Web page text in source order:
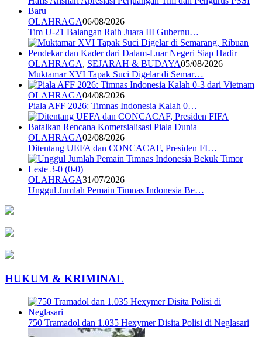
OLAHRAGA06/08/2026
Tim U-21 Balangan Raih Juara III Gubernu…
OLAHRAGA, SEJARAH & BUDAYA05/08/2026
Muktamar XVI Tapak Suci Digelar di Semar…
OLAHRAGA04/08/2026
Piala AFF 2026: Timnas Indonesia Kalah 0…
OLAHRAGA02/08/2026
Ditentang UEFA dan CONCACAF, Presiden FI…
OLAHRAGA31/07/2026
Unggul Jumlah Pemain Timnas Indonesia Be…
HUKUM & KRIMINAL
750 Tramadol dan 1.035 Hexymer Disita Polisi di Neglasari